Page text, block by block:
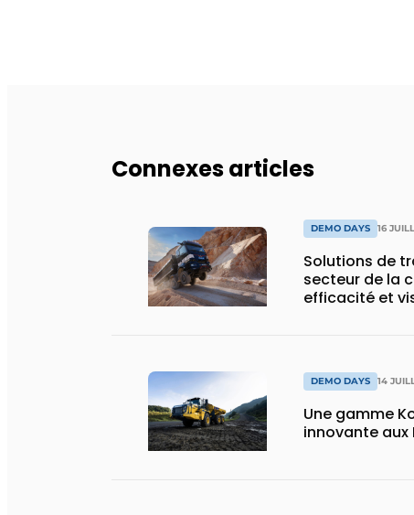
Connexes articles
DEMO DAYS 16
Solutions de
secteur de la
efficacité et
DEMO DAYS 14
Une gamme
innovante aux